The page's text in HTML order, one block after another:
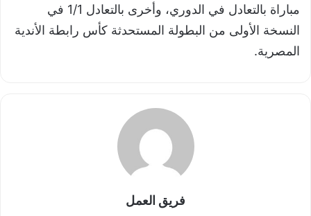
مباراة بالتعادل في الدوري، وأخرى بالتعادل 1/1 في
النسخة الأولى من البطولة المستحدثة كأس رابطة الأندية
المصرية.
فريق العمل